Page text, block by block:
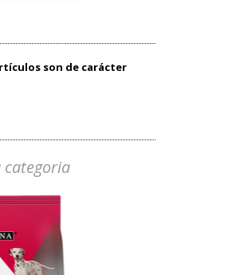
son de carácter
categoria